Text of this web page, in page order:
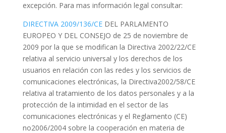
excepción. Para mas información legal consultar:
DIRECTIVA 2009/136/CE DEL PARLAMENTO
EUROPEO Y DEL CONSEJO de 25 de noviembre de
2009 por la que se modifican la Directiva 2002/22/CE
relativa al servicio universal y los derechos de los
usuarios en relación con las redes y los servicios de
comunicaciones electrónicas, la Directiva2002/58/CE
relativa al tratamiento de los datos personales y a la
protección de la intimidad en el sector de las
comunicaciones electrónicas y el Reglamento (CE)
no2006/2004 sobre la cooperación en materia de